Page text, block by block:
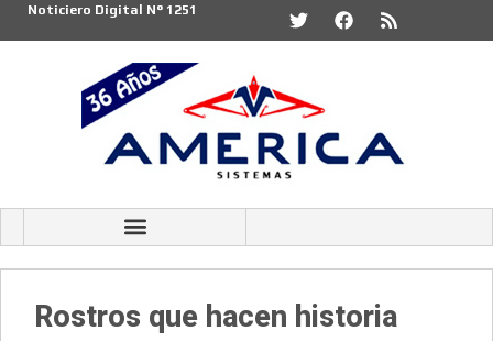
Noticiero Digital N° 1251
Rostros que hacen historia